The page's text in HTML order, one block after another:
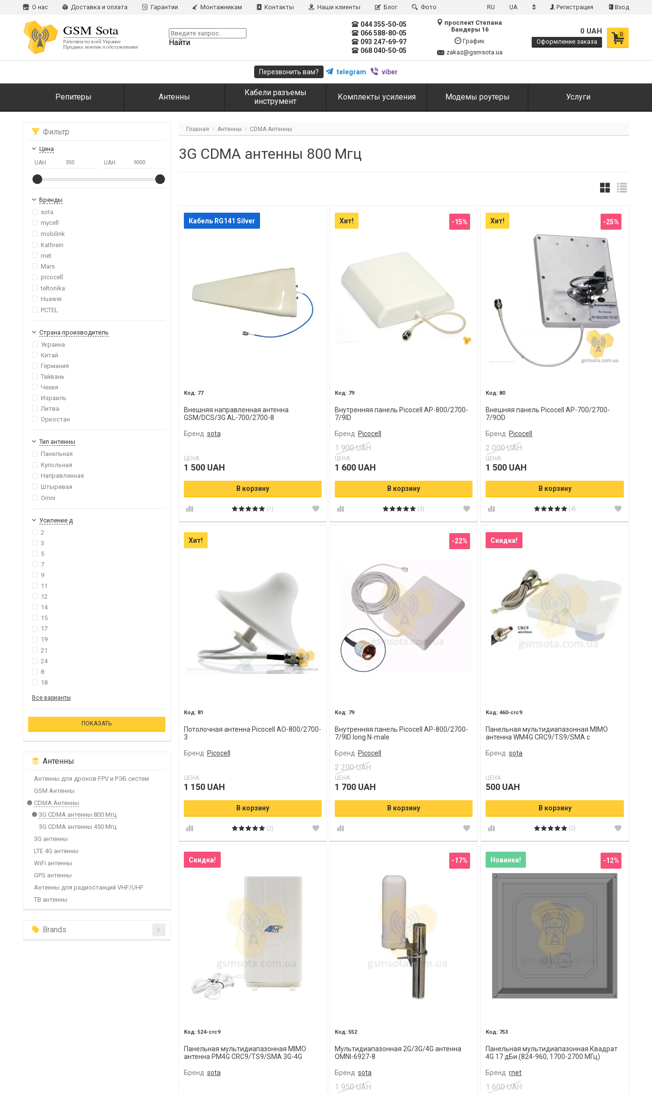
О нас Доставка и оплата Гарантии Монтажникам Контакты Наши клиенты Блог Фото RU UA $ Регистрация Вход
Найти
044 355-50-05
066 588-80-05
093 247-69-97
068 040-50-05
проспект Степана
Бандеры 16
График
zakaz@gsmsota.ua
0
0 UAH
Оформление заказа
Перезвонить вам? telegram viber
Репитеры Антенны
Кабели разъемы
инструмент
Комплекты усиления Модемы роутеры Услуги
Фильтр
Цена
UAH UAH
Бренды
sota
mycell
mobilink
Kathrein
rnet
Mars
picocell
teltonika
Huawei
PCTEL
Страна производитель
Украина
Китай
Германия
Тайвань
Чехия
Израиль
Литва
Оркостан
Тип антенны
Панельная
Купольная
Направленная
Штыревая
Omni
Усиление д
2
3
5
7
9
11
12
14
15
17
19
21
24
8
18
Все варианты
Антенны
Антенны для дронов FPV и РЭБ систем
GSM Антенны
CDMA Антенны
3G CDMA антенны 800 Мгц
3G CDMA антенны 450 Мгц
3G антенны
LTE 4G антенны
WiFi антенны
GPS антенны
Антенны для радиостанций VHF/UHF
ТВ антенны
Brands
Главная Антенны CDMA Антенны
3G CDMA антенны 800 Мгц
Кабель RG141 Silver
77
Внешняя направленная антенна
GSM/DCS/3G AL-700/2700-8
Бренд sota
ЦЕНА:
1 500 UAH
В корзину
(1)
Хит! -15%
79
Внутренняя панель Picocell AP-800/2700-
7/9ID
Бренд Picocell
1 900 UAH
ЦЕНА:
1 600 UAH
В корзину
(3)
Хит! -25%
80
Внешняя панель Picocell AP-700/2700-
7/9OD
Бренд Picocell
2 000 UAH
ЦЕНА:
1 500 UAH
В корзину
(4)
Хит!
81
Потолочная антенна Picocell AO-800/2700-
3
Бренд Picocell
ЦЕНА:
1 150 UAH
В корзину
(2)
-22%
79
Внутренняя панель Picocell AP-800/2700-
7/9ID long N-male
Бренд Picocell
2 200 UAH
ЦЕНА:
1 700 UAH
В корзину
Скидка!
460-crc9
Панельная мультидиапазонная MIMO
антенна WM4G CRC9/TS9/SMA с
Бренд sota
ЦЕНА:
500 UAH
В корзину
(2)
Скидка!
524-crc9
Панельная мультидиапазонная MIMO
антенна PM4G CRC9/TS9/SMA 3G-4G
Бренд sota
-17%
552
Мультидиапазонная 2G/3G/4G антенна
OMNI-6927-8
Бренд sota
1 950 UAH
Новинка! -12%
753
Панельная мультидиапазонная Квадрат
4G 17 дБи (824-960, 1700-2700 МГц)
Бренд rnet
1 600 UAH